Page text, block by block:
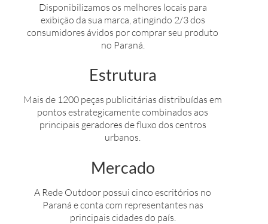
Disponibilizamos os melhores locais para
exibição da sua marca, atingindo 2/3 dos
consumidores ávidos por comprar seu produto
no Paraná.
Estrutura
Mais de 1200 peças publicitárias distribuídas em
pontos estrategicamente combinados aos
principais geradores de fluxo dos centros
urbanos.
Mercado
A Rede Outdoor possui cinco escritórios no
Paraná e conta com representantes nas
principais cidades do país.